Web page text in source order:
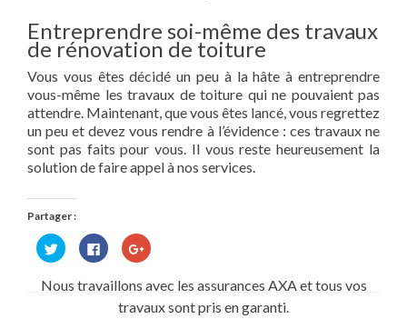
Entreprendre soi-même des travaux
de rénovation de toiture
Vous vous êtes décidé un peu à la hâte à entreprendre
vous-même les travaux de toiture qui ne pouvaient pas
attendre. Maintenant, que vous êtes lancé, vous regrettez
un peu et devez vous rendre à l’évidence : ces travaux ne
sont pas faits pour vous. Il vous reste heureusement la
solution de faire appel à nos services.
Partager :
Cliquez
pour
partager
Twitter(ouvre
Cliquez
pour
partager
sur
Facebook(ouvre
dans
une
Cliquez
pour
Google+
dans
Nous travaillons avec les assurances AXA et tous vos
travaux sont pris en garanti.